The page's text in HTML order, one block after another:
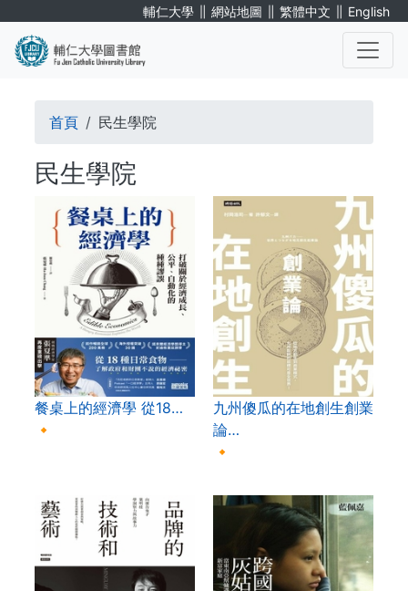
輔仁大學 ∥ 網站地圖 ∥ 繁體中文 ∥ English
導
連
結
首頁 民生學院
民生學院
餐桌上的經濟學 從18…
🔸
九州傻瓜的在地創生創業
論…
🔸